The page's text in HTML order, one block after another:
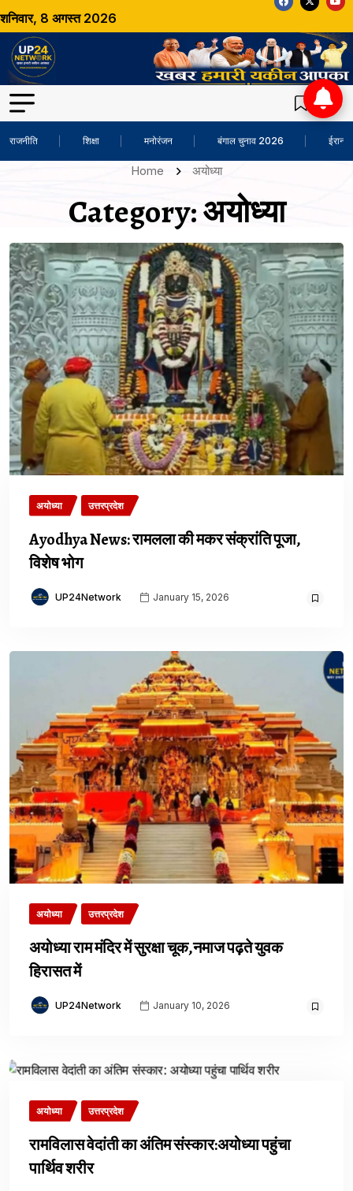
शनिवार, 8 अगस्त 2026
राजनीति शिक्षा मनोरंजन बंगाल चुनाव 2026 ईरान-
Home अयोध्या
Category:अयोध्या
अयोध्या उत्तरप्रदेश
Ayodhya News: रामलला की मकर संक्रांति पूजा,
विशेष भोग
UP24Network January 15, 2026
अयोध्या उत्तरप्रदेश
अयोध्या राम मंदिर में सुरक्षा चूक,नमाज पढ़ते युवक
हिरासत में
UP24Network January 10, 2026
अयोध्या उत्तरप्रदेश
रामविलास वेदांती का अंतिम संस्कार:अयोध्या पहुंचा
पार्थिव शरीर